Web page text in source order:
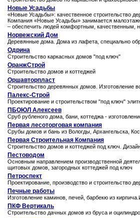
Новые Усадьбы
«Новые Усадьбы»: качественное строительство
Компания «Новые Усадьбы» занимается
– обеспечить людей комфортным, качественным,
Норвежский Дом
Деревянные дома. Дома из лафета, специально
Одрина
Строительство каркасных домов "под ключ"
ОранжСтрой
Строительство домов и коттеджей
Оршавторпласт
Строительство деревянных домов. Изготовление
Палекс-Строй
Проектирование и строительством "под ключ"
ПБОЮЛ Алексеев
Сруб рубленого дома, бани, коттеджа -
Первая лесоторговая компания
Срубы домов и бань из Вологды, Архангельска,
Первая Строительная Компания
Строительство домов и коттеджей под ключ.
Пестоводом
Основным направлением производственной
щитовых домов, загородных коттеджей под ключ
Петроспект
Проектирование, производство и строительство
Печные работы
Изготовление каминов, печей, барбекю из
ПКФ Вертикаль
Строительство дачных домов из бруса и